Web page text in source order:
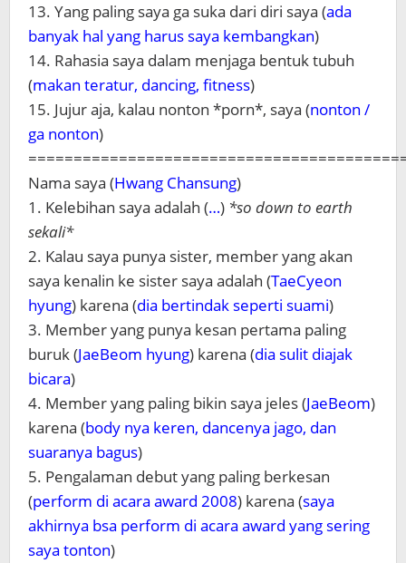
13. Yang paling saya ga suka dari diri saya (ada
banyak hal yang harus saya kembangkan)
14. Rahasia saya dalam menjaga bentuk tubuh
(makan teratur, dancing, fitness)
15. Jujur aja, kalau nonton *porn*, saya (nonton /
ga nonton)
Nama saya (Hwang Chansung)
1. Kelebihan saya adalah (…) *so down to earth
sekali*
2. Kalau saya punya sister, member yang akan
saya kenalin ke sister saya adalah (TaeCyeon
hyung) karena (dia bertindak seperti suami)
3. Member yang punya kesan pertama paling
buruk (JaeBeom hyung) karena (dia sulit diajak
bicara)
4. Member yang paling bikin saya jeles (JaeBeom)
karena (body nya keren, dancenya jago, dan
suaranya bagus)
5. Pengalaman debut yang paling berkesan
(perform di acara award 2008) karena (saya
akhirnya bsa perform di acara award yang sering
saya tonton)